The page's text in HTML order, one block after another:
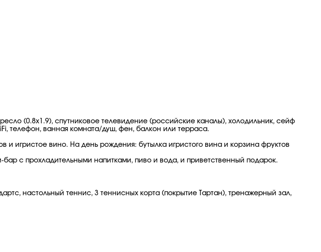
(0.8x1.9), спутниковое телевидение (российские каналы), холодильник, сейф
телефон, ванная комната/душ, фен, балкон или терраса.
игристое вино. На день рождения: бутылка игристого вина и корзина фруктов
бар с прохладительными напитками, пиво и вода, и приветственный подарок.
настольный теннис, 3 теннисных корта (покрытие Тартан), тренажерный зал,